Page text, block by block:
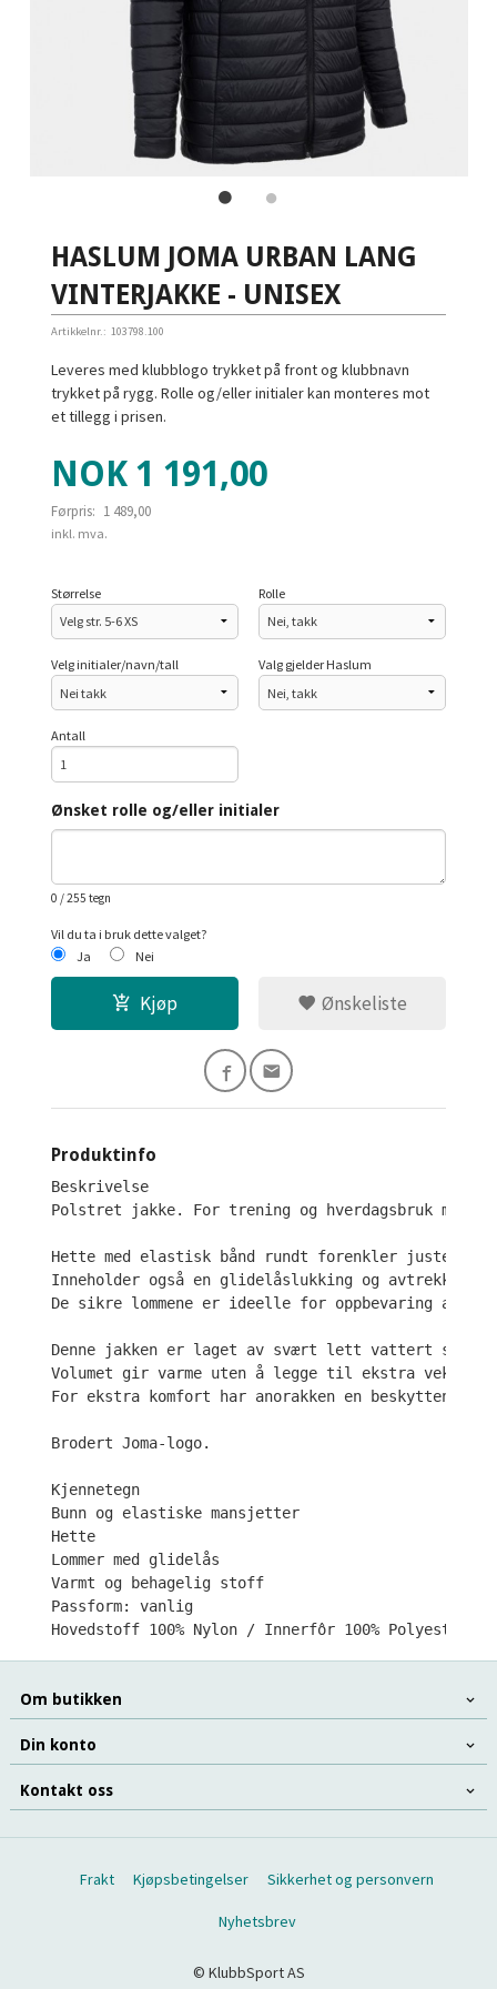
HASLUM JOMA URBAN LANG
VINTERJAKKE - UNISEX
Artikkelnr.: 103798.100
Leveres med klubblogo trykket på front og klubbnavn
trykket på rygg. Rolle og/eller initialer kan monteres mot
et tillegg i prisen.
Tilbud
NOK 1 191,00
Førpris: 1 489,00
Rabatt
inkl. mva.
Størrelse Rolle
Velg initialer/navn/tall Valg gjelder Haslum
Antall
Ønsket rolle og/eller initialer
0 / 255 tegn
Vil du ta i bruk dette valget?
Ja
Nei
Kjøp Ønskeliste
Produktinfo
Beskrivelse
Polstret jakke. For trening og hverdagsbruk
Hette med elastisk bånd rundt forenkler
Inneholder også en glidelåslukking og
De sikre lommene er ideelle for oppbevaring av
Denne jakken er laget av svært lett vattert stoff,
Volumet gir varme uten å legge til ekstra vekt.
For ekstra komfort har anorakken en
Brodert Joma-logo.
Kjennetegn
Bunn og elastiske mansjetter
Hette
Lommer med glidelås
Varmt og behagelig stoff
Passform: vanlig
Hovedstoff 100% Nylon / Innerfôr 100% Polyester
Om butikken
Din konto
Kontakt oss
Frakt Kjøpsbetingelser Sikkerhet og personvern
Nyhetsbrev
© KlubbSport AS